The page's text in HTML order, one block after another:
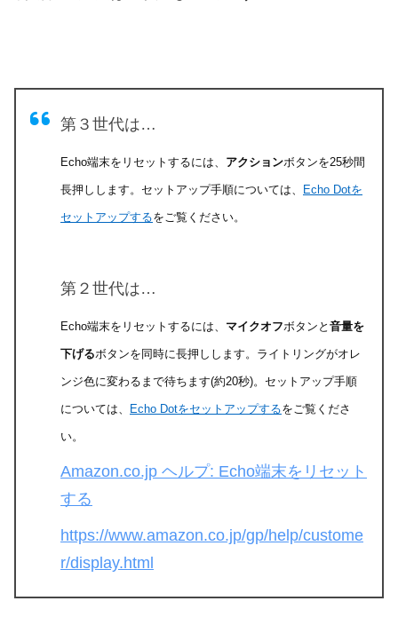
第３世代は…
Echo端末をリセットするには、 アクションボタンを25秒間
長押しします。セットアップ手順については、 Echo Dotを
セットアップするをご覧ください。
第２世代は…
Echo端末をリセットするには、 マイクオフボタンと 音量を
下げるボタンを同時に長押しします。ライトリングがオレ
ンジ色に変わるまで待ちます(約20秒)。セットアップ手順
については、 Echo Dotをセットアップするをご覧くださ
い。
Amazon.co.jp ヘルプ: Echo端末をリセット
する
https://www.amazon.co.jp/gp/help/custome
r/display.html